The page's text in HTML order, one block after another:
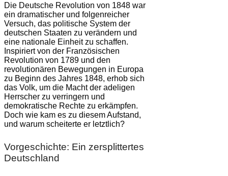
Die Deutsche Revolution von 1848 war
ein dramatischer und folgenreicher
Versuch, das politische System der
deutschen Staaten zu verändern und
eine nationale Einheit zu schaffen.
Inspiriert von der Französischen
Revolution von 1789 und den
revolutionären Bewegungen in Europa
zu Beginn des Jahres 1848, erhob sich
das Volk, um die Macht der adeligen
Herrscher zu verringern und
demokratische Rechte zu erkämpfen.
Doch wie kam es zu diesem Aufstand,
und warum scheiterte er letztlich?
Vorgeschichte: Ein zersplittertes
Deutschland